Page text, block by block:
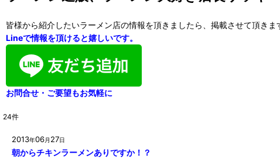
皆様から紹介したいラーメン店の情報を頂きましたら、掲載させて頂きま
Lineで情報を頂けると嬉しいです。
お問合せ・ご要望もお気軽に
24件
2013年06月 27日
朝からチキンラーメンありですか！？